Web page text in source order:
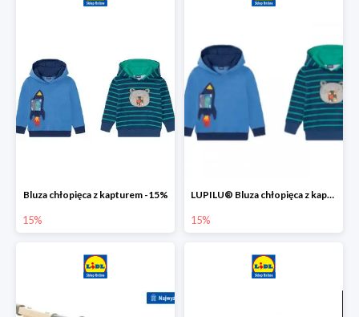
Bluza chłopięca z kapturem -15%
15%
LUPILU® Bluza chłopięca z kapturem
15%